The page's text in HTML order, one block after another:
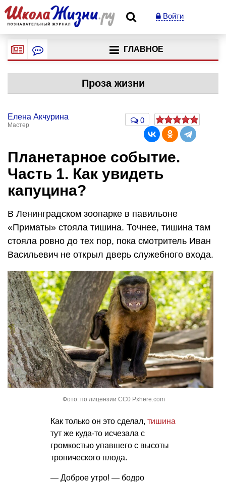
Войти
ГЛАВНОЕ
Проза жизни
Елена Акчурина
Мастер
0
Планетарное событие.
Часть 1. Как увидеть
капуцина?
В Ленинградском зоопарке в павильоне
«Приматы» стояла тишина. Точнее, тишина там
стояла ровно до тех пор, пока смотритель Иван
Васильевич не открыл дверь служебного входа.
Фото: по лицензии CC0 Pxhere.com
Как только он это сделал, тишина
тут же куда-то исчезала с
громкостью упавшего с высоты
тропического плода.
— Доброе утро! — бодро